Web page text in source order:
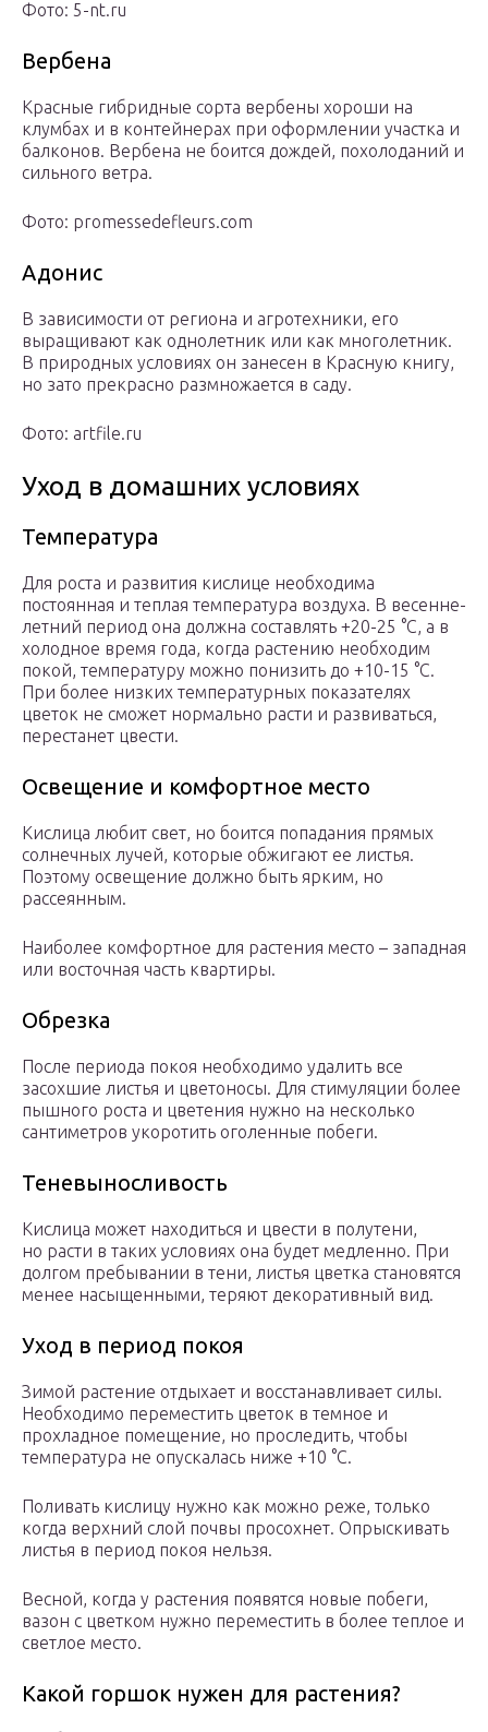
Фото: 5-nt.ru
Вербена
Красные гибридные сорта вербены хороши на
клумбах и в контейнерах при оформлении участка и
балконов. Вербена не боится дождей, похолоданий и
сильного ветра.
Фото: promessedefleurs.com
Адонис
В зависимости от региона и агротехники, его
выращивают как однолетник или как многолетник.
В природных условиях он занесен в Красную книгу,
но зато прекрасно размножается в саду.
Фото: artfile.ru
Уход в домашних условиях
Температура
Для роста и развития кислице необходима
постоянная и теплая температура воздуха. В весенне-
летний период она должна составлять +20-25 °C, а в
холодное время года, когда растению необходим
покой, температуру можно понизить до +10-15 °C.
При более низких температурных показателях
цветок не сможет нормально расти и развиваться,
перестанет цвести.
Освещение и комфортное место
Кислица любит свет, но боится попадания прямых
солнечных лучей, которые обжигают ее листья.
Поэтому освещение должно быть ярким, но
рассеянным.
Наиболее комфортное для растения место – западная
или восточная часть квартиры.
Обрезка
После периода покоя необходимо удалить все
засохшие листья и цветоносы. Для стимуляции более
пышного роста и цветения нужно на несколько
сантиметров укоротить оголенные побеги.
Теневыносливость
Кислица может находиться и цвести в полутени,
но расти в таких условиях она будет медленно. При
долгом пребывании в тени, листья цветка становятся
менее насыщенными, теряют декоративный вид.
Уход в период покоя
Зимой растение отдыхает и восстанавливает силы.
Необходимо переместить цветок в темное и
прохладное помещение, но проследить, чтобы
температура не опускалась ниже +10 °C.
Поливать кислицу нужно как можно реже, только
когда верхний слой почвы просохнет. Опрыскивать
листья в период покоя нельзя.
Весной, когда у растения появятся новые побеги,
вазон с цветком нужно переместить в более теплое и
светлое место.
Какой горшок нужен для растения?